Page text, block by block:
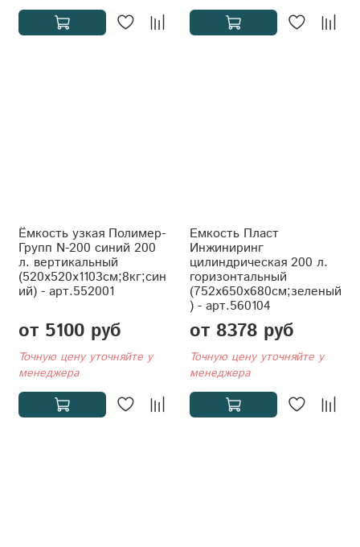
Ёмкость узкая Полимер-
Групп N-200 синий 200
л. вертикальный
(520x520x1103см;8кг;син
ий) - арт.552001
от 5100 руб
Точную цену уточняйте у
менеджера
Емкость Пласт
Инжиниринг
цилиндрическая 200 л.
горизонтальный
(752x650x680см;зеленый
) - арт.560104
от 8378 руб
Точную цену уточняйте у
менеджера